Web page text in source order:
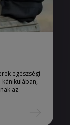
egészségi
az